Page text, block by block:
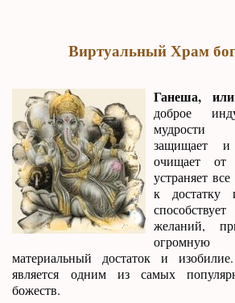
Виртуальный Храм
Ганеша,
доброе
мудрости
защищает и
очищает
устраняет
к достатку
желаний,
материальный достаток и
является одним из самых
божеств.